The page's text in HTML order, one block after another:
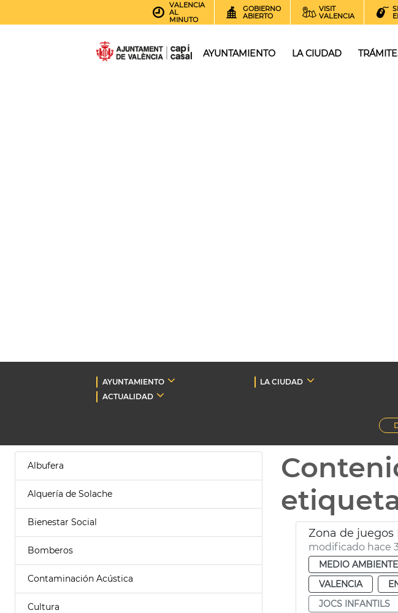
VALENCIA
AL
MINUTO
GOBIERNO
ABIERTO
VISIT
VALENCIA
AYUNTAMIENTO LA CIUDAD
AYUNTAMIENTO LA CIUDAD
ACTUALIDAD
Albufera
Alquería de Solache
Bienestar Social
Bomberos
Contaminación Acústica
Cultura
Zona de juegos
modificado hace
MEDIO AMBIENTE
VALENCIA
JOCS INFANTILS